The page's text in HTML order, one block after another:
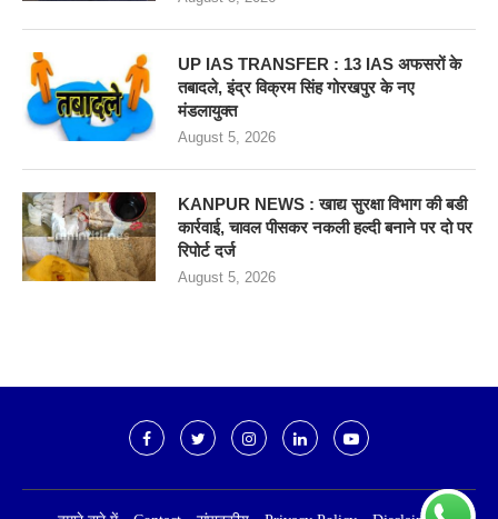
UP IAS TRANSFER : 13 IAS अफसरों के
तबादले, इंद्र विक्रम सिंह गोरखपुर के नए
मंडलायुक्त
August 5, 2026
KANPUR NEWS : खाद्य सुरक्षा विभाग की बडी
कार्रवाई, चावल पीसकर नकली हल्दी बनाने पर दो पर
रिपोर्ट दर्ज
August 5, 2026